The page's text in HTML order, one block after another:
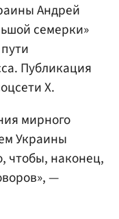
Андрей
семерки»
Публикация
Х.
мирного
Украины
чтобы, наконец,
—